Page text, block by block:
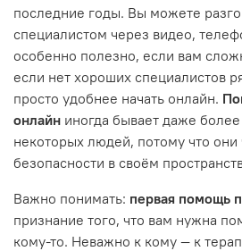
последние годы. Вы можете
специалистом через видео,
особенно полезно, если вам
если нет хороших специалистов
просто удобнее начать онлайн.
онлайн иногда бывает даже
некоторых людей, потому что они
безопасности в своём
Важно понимать: первая помощь
признание того, что вам нужна
кому-то. Неважно к кому — к